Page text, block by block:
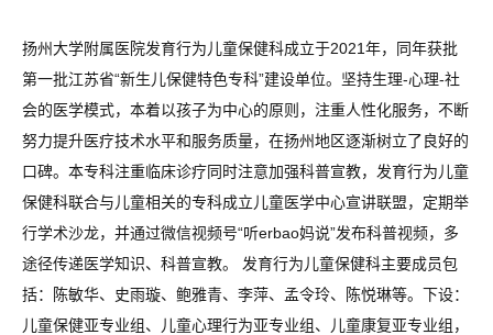
扬州大学附属医院发育行为儿童保健科成立于2021年，同年获批
第一批江苏省“新生儿保健特色专科”建设单位。坚持生理-心理-社
会的医学模式，本着以孩子为中心的原则，注重人性化服务，不断
努力提升医疗技术水平和服务质量，在扬州地区逐渐树立了良好的
口碑。本专科注重临床诊疗同时注意加强科普宣教，发育行为儿童
保健科联合与儿童相关的专科成立儿童医学中心宣讲联盟，定期举
行学术沙龙，并通过微信视频号“听erbao妈说”发布科普视频，多
途径传递医学知识、科普宣教。 发育行为儿童保健科主要成员包
括：陈敏华、史雨璇、鲍雅青、李萍、孟令玲、陈悦琳等。下设：
儿童保健亚专业组、儿童心理行为亚专业组、儿童康复亚专业组，